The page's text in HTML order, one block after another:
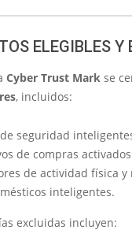
ELEGIBLES Y
Cyber Trust Mark se
, incluidos:
seguridad
de compras
de actividad física
inteligentes.
excluidas incluyen: